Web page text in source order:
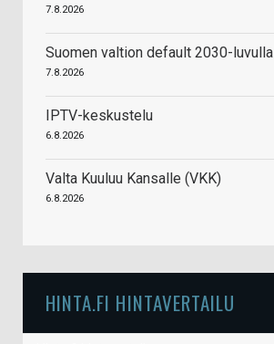
7.8.2026
Suomen valtion default 2030-luvulla
7.8.2026
IPTV-keskustelu
6.8.2026
Valta Kuuluu Kansalle (VKK)
6.8.2026
HINTA.FI HINTAVERTAILU